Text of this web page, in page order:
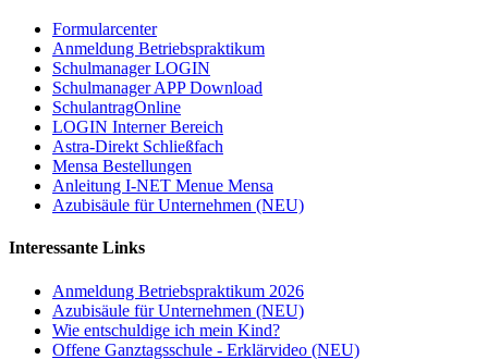
Formularcenter
Anmeldung Betriebspraktikum
Schulmanager LOGIN
Schulmanager APP Download
SchulantragOnline
LOGIN Interner Bereich
Astra-Direkt Schließfach
Mensa Bestellungen
Anleitung I-NET Menue Mensa
Azubisäule für Unternehmen (NEU)
Interessante Links
Anmeldung Betriebspraktikum 2026
Azubisäule für Unternehmen (NEU)
Wie entschuldige ich mein Kind?
Offene Ganztagsschule - Erklärvideo (NEU)